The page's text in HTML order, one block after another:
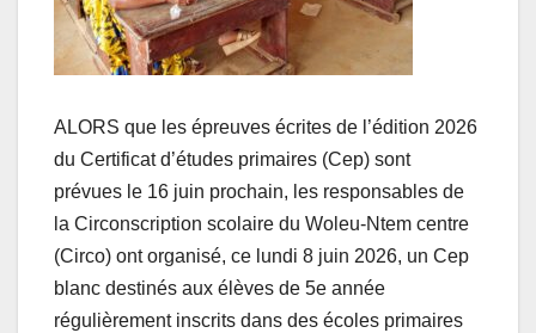
ALORS que les épreuves écrites de l’édition 2026
du Certificat d’études primaires (Cep) sont
prévues le 16 juin prochain, les responsables de
la Circonscription scolaire du Woleu-Ntem centre
(Circo) ont organisé, ce lundi 8 juin 2026, un Cep
blanc destinés aux élèves de 5e année
régulièrement inscrits dans des écoles primaires